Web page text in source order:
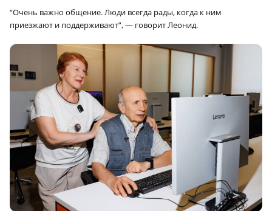
“Очень важно общение. Люди всегда рады, когда к ним
приезжают и поддерживают”, — говорит Леонид.